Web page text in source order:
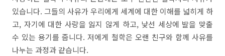
있습니다. 그들의 사유가 우리에게 세계에 대한 이해를 넓히게 하
고, 자기에 대한 사랑을 잃지 않게 하고, 낯선 세상에 발을 맞출
수 있는 용기를 줍니다. 저에게 철학은 오랜 친구와 함께 사유를
나누는 과정과 같습니다.